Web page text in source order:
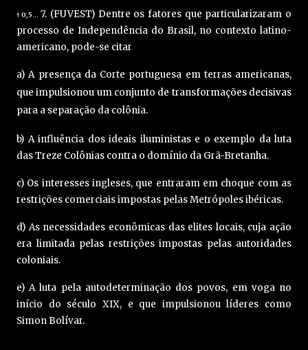
† 0,5… 7. (FUVEST) Dentre os fatores que particularizaram o
processo de Independência do Brasil, no contexto latino-
americano, pode-se citar
a) A presença da Corte portuguesa em terras americanas,
que impulsionou um conjunto de transformações decisivas
para a separação da colônia.
b) A influência dos ideais iluministas e o exemplo da luta
das Treze Colônias contra o domínio da Grã-Bretanha.
c) Os interesses ingleses, que entraram em choque com as
restrições comerciais impostas pelas Metrópoles ibéricas.
d) As necessidades econômicas das elites locais, cuja ação
era limitada pelas restrições impostas pelas autoridades
coloniais.
e) A luta pela autodeterminação dos povos, em voga no
início do século XIX, e que impulsionou líderes como
Simon Bolívar.